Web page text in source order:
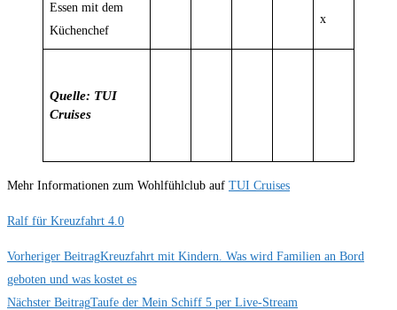
Essen mit dem
Küchenchef
x
Quelle: TUI
Cruises
Mehr Informationen zum Wohlfühlclub auf TUI Cruises
Ralf für Kreuzfahrt 4.0
Weitere
Artikel
Vorheriger BeitragKreuzfahrt mit Kindern. Was wird Familien an Bord
geboten und was kostet es
Nächster BeitragTaufe der Mein Schiff 5 per Live-Stream